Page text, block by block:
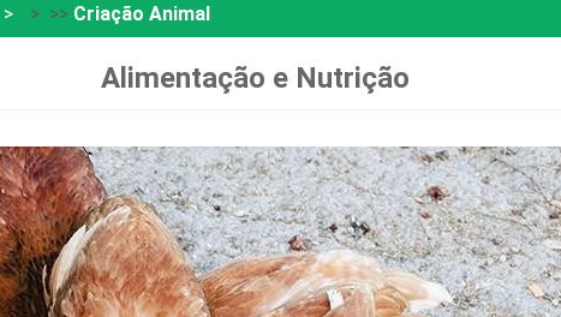
> >> Criação Animal
Alimentação e Nutrição